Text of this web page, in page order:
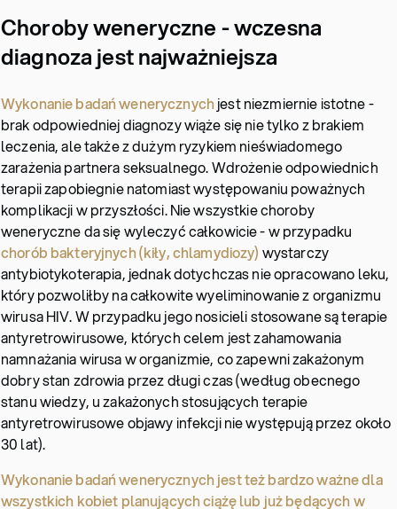
Choroby weneryczne - wczesna
diagnoza jest najważniejsza
Wykonanie badań wenerycznych jest niezmiernie istotne -
brak odpowiedniej diagnozy wiąże się nie tylko z brakiem
leczenia, ale także z dużym ryzykiem nieświadomego
zarażenia partnera seksualnego. Wdrożenie odpowiednich
terapii zapobiegnie natomiast występowaniu poważnych
komplikacji w przyszłości. Nie wszystkie choroby
weneryczne da się wyleczyć całkowicie - w przypadku
chorób bakteryjnych (kiły, chlamydiozy) wystarczy
antybiotykoterapia, jednak dotychczas nie opracowano leku,
który pozwoliłby na całkowite wyeliminowanie z organizmu
wirusa HIV. W przypadku jego nosicieli stosowane są terapie
antyretrowirusowe, których celem jest zahamowania
namnażania wirusa w organizmie, co zapewni zakażonym
dobry stan zdrowia przez długi czas (według obecnego
stanu wiedzy, u zakażonych stosujących terapie
antyretrowirusowe objawy infekcji nie występują przez około
30 lat).
Wykonanie badań wenerycznych jest też bardzo ważne dla
wszystkich kobiet planujących ciążę lub już będących w